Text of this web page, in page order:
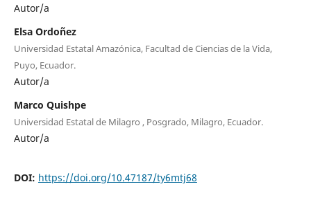
Autor/a
Elsa Ordoñez
Universidad Estatal Amazónica, Facultad de Ciencias de la Vida,
Puyo, Ecuador.
Autor/a
Marco Quishpe
Universidad Estatal de Milagro , Posgrado, Milagro, Ecuador.
Autor/a
DOI: https://doi.org/10.47187/ty6mtj68